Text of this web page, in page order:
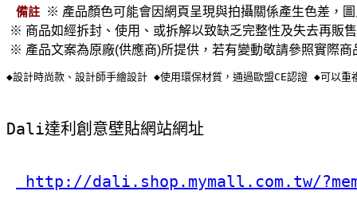
備註 ※ 產品顏色可能會因網頁呈現與拍攝關係產生色差，
※ 商品如經拆封、使用、或拆解以致缺乏完整性及失去再販
※ 產品文案為原廠(供應商)所提供，若有變動敬請參照實際商
◆設計時尚款、設計師手繪設計 ◆使用環保材質，通過歐盟CE認證 ◆可以
Dali達利創意壁貼網站網址
http://dali.shop.mymall.com.tw/